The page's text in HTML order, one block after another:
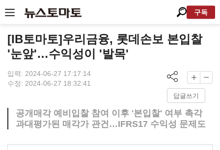
구독
[IB토마토]우리금융, 롯데손보 본입찰
'눈앞'…수익성이 '발목'
입력: 2024-06-27 17:17:14
수정: 2024-06-27 18:32:41
답글쓰기
공개매각 예비입찰 참여 이후 '본입찰' 여부 촉각
과대평가된 매각가 관건…IFRS17 수익성 문제도